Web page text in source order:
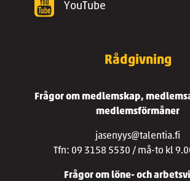
YouTube
Rådgivning
Frågor om medlemskap,
medlemsförmåner
jasenyys@talentia.fi
Tfn: 09 3158 5530 / må-to kl
Frågor om löne- och